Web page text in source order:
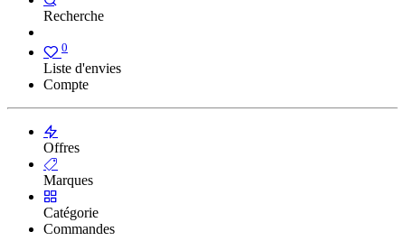
Recherche
0
Liste d'envies
Compte
Offres
Marques
Catégorie
Commandes